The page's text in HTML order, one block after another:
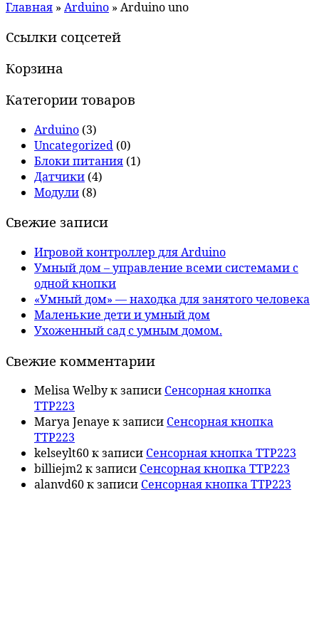
Главная » Arduino » Arduino uno
Ссылки соцсетей
Корзина
Категории товаров
Arduino (3)
Uncategorized (0)
Блоки питания (1)
Датчики (4)
Модули (8)
Свежие записи
Игровой контроллер для Arduino
Умный дом – управление всеми системами с
одной кнопки
«Умный дом» — находка для занятого человека
Маленькие дети и умный дом
Ухоженный сад с умным домом.
Свежие комментарии
Melisa Welbyк записи Сенсорная кнопка
TTP223
Marya Jenaye к записи Сенсорная кнопка
TTP223
kelseylt60к записи Сенсорная кнопка TTP223
billiejm2 к записи Сенсорная кнопка TTP223
alanvd60к записи Сенсорная кнопка TTP223